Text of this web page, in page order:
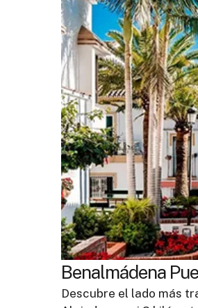
Benalmádena
Descubre el lado más